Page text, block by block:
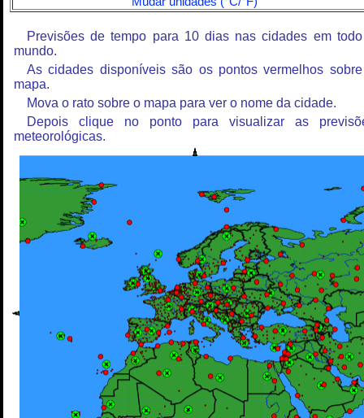
Previsões de tempo para 10 dias nas cidades em
mundo.
As cidades disponíveis são os pontos vermelhos
mapa.
Mova o rato sobre o mapa para ver o nome da cidade.
Depois clique no ponto para visualizar as
meteorológicas.